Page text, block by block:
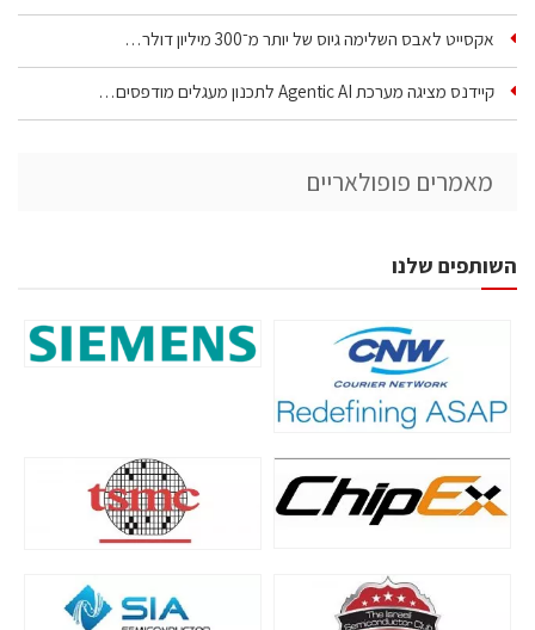
אקסייט לאבס השלימה גיוס של יותר מ־300 מיליון דולר…
קיידנס מציגה מערכת Agentic AI לתכנון מעגלים מודפסים…
מאמרים פופולאריים
השותפים שלנו